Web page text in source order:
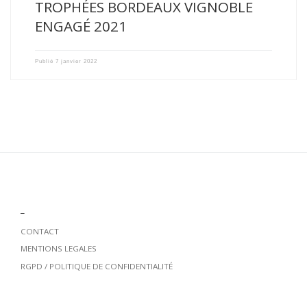
TROPHÉES BORDEAUX VIGNOBLE
ENGAGÉ 2021
Publié 7 janvier 2022
CONTACT
MENTIONS LEGALES
RGPD / POLITIQUE DE CONFIDENTIALITÉ